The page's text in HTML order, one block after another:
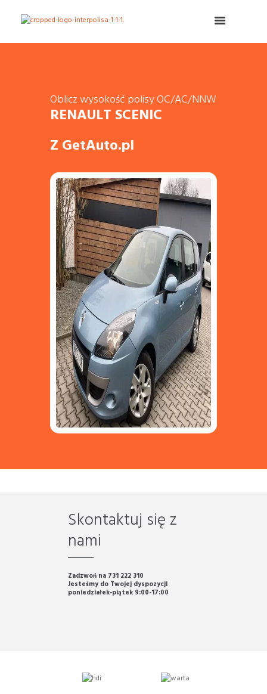
Oblicz wysokość polisy OC/AC/NNW
RENAULT SCENIC
Z GetAuto.pl
Skontaktuj się z
nami
Zadzwoń na 731 222 310
Jesteśmy do Twojej dyspozycji
poniedziałek-piątek 9:00-17:00